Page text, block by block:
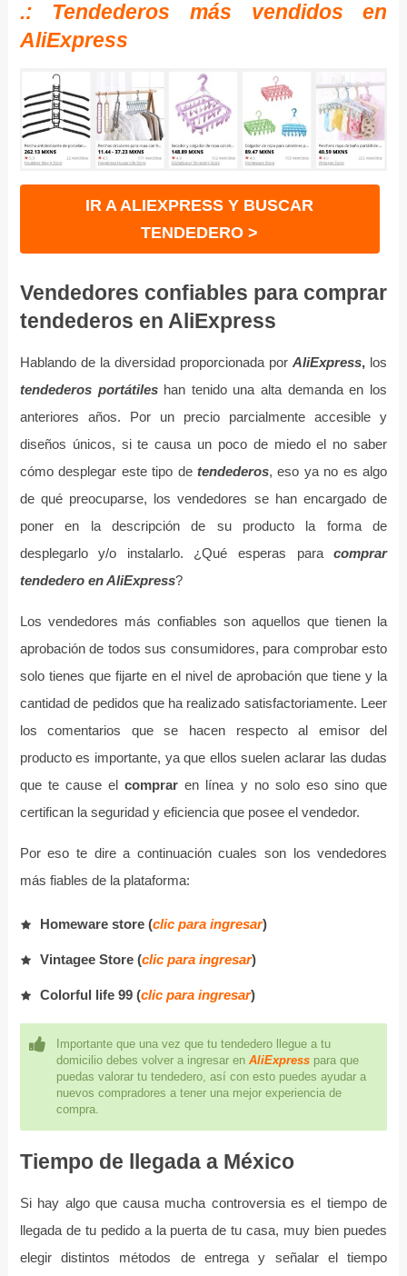
.: Tendederos más vendidos en
AliExpress
IR A ALIEXPRESS Y BUSCAR
TENDEDERO >
Vendedores confiables para comprar
tendederos en AliExpress
Hablando de la diversidad proporcionada porAliExpress, los
tendederos portátiles han tenido una alta demanda en los
anteriores años. Por un precio parcialmente accesible y
diseños únicos, si te causa un poco de miedo el no saber
cómo desplegar este tipo de tendederos, eso ya no es algo
de qué preocuparse, los vendedores se han encargado de
poner en la descripción de su producto la forma de
desplegarlo y/o instalarlo. ¿Qué esperas paracomprar
tendedero en AliExpress?
Los vendedores más confiables son aquellos que tienen la
aprobación de todos sus consumidores, para comprobar esto
solo tienes que fijarte en el nivel de aprobación que tiene y la
cantidad de pedidos que ha realizado satisfactoriamente. Leer
los comentarios que se hacen respecto al emisor del
producto es importante, ya que ellos suelen aclarar las dudas
que te cause elcomprar en línea y no solo eso sino que
certifican la seguridad y eficiencia que posee el vendedor.
Por eso te dire a continuación cuales son los vendedores
más fiables de la plataforma:
Homeware store (clic para ingresar)
Vintagee Store (clic para ingresar)
Colorful life 99 (clic para ingresar)
Importante que una vez que tu tendedero llegue a tu
domicilio debes volver a ingresar en AliExpresspara que
puedas valorar tu tendedero, así con esto puedes ayudar a
nuevos compradores a tener una mejor experiencia de
compra.
Tiempo de llegada a México
Si hay algo que causa mucha controversia es el tiempo de
llegada de tu pedido a la puerta de tu casa, muy bien puedes
elegir distintos métodos de entrega y señalar el tiempo